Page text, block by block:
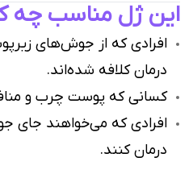
این ژل مناسب چه
افرادی که از جوش‌های
درمان کلافه شده‌اند.
کسانی که پوست چرب و
افرادی که می‌خواهند جای
درمان کنند.